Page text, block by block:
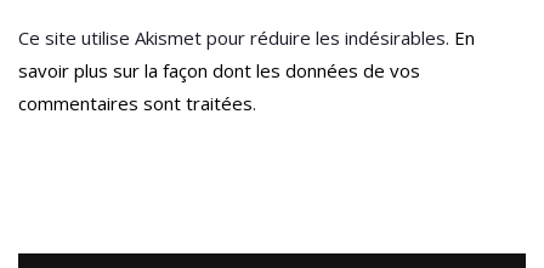
Ce site utilise Akismet pour réduire les indésirables. En
savoir plus sur la façon dont les données de vos
commentaires sont traitées.